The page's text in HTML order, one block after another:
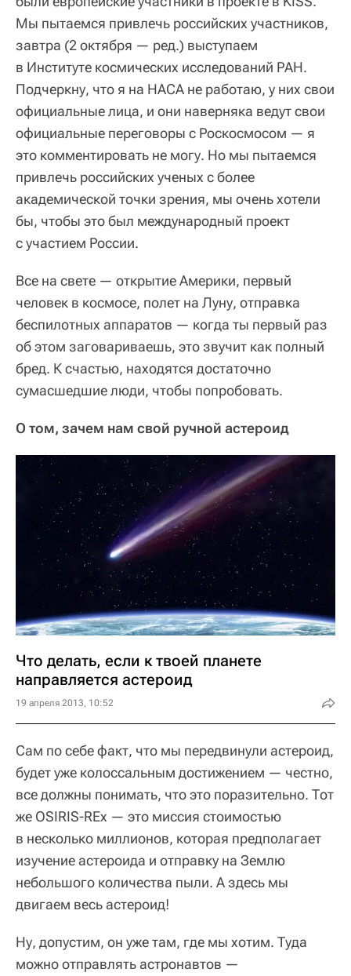
Мы пытаемся привлечь российских участников,
завтра (2 октября — ред.) выступаем
в Институте космических исследований РАН.
Подчеркну, что я на НАСА не работаю, у них свои
официальные лица, и они наверняка ведут свои
официальные переговоры с Роскосмосом — я
это комментировать не могу. Но мы пытаемся
привлечь российских ученых с более
академической точки зрения, мы очень хотели
бы, чтобы это был международный проект
с участием России.
Все на свете — открытие Америки, первый
человек в космосе, полет на Луну, отправка
беспилотных аппаратов — когда ты первый раз
об этом заговариваешь, это звучит как полный
бред. К счастью, находятся достаточно
сумасшедшие люди, чтобы попробовать.
О том, зачем нам свой ручной астероид
Что делать, если к твоей планете
направляется астероид
19 апреля 2013, 10:52
Сам по себе факт, что мы передвинули астероид,
будет уже колоссальным достижением — честно,
все должны понимать, что это поразительно. Тот
же OSIRIS-REx — это миссия стоимостью
в несколько миллионов, которая предполагает
изучение астероида и отправку на Землю
небольшого количества пыли. А здесь мы
двигаем весь астероид!
Ну, допустим, он уже там, где мы хотим. Туда
можно отправлять астронавтов —